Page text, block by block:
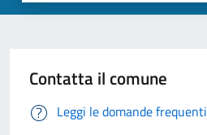
Contatta il comune
Leggi le domande frequenti